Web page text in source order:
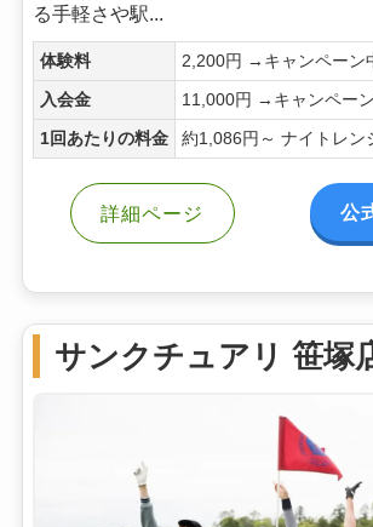
る手軽さや駅...
体験料 2,200円 →キャンペーン
入会金 11,000円 →キャンペー
1回あたりの料金 約1,086円～ ナイトレン
詳細ページ 公
サンクチュアリ 笹塚